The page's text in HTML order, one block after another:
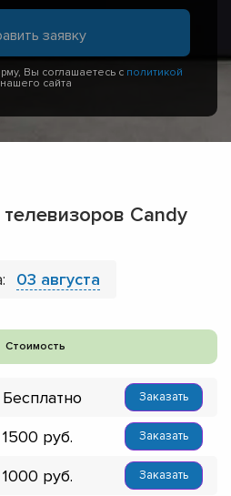
Вы соглашаетесь с политикой
нашего сайта
Candy
03 августа
Стоимость
Бесплатно Заказать
1500 Заказать
1000 Заказать